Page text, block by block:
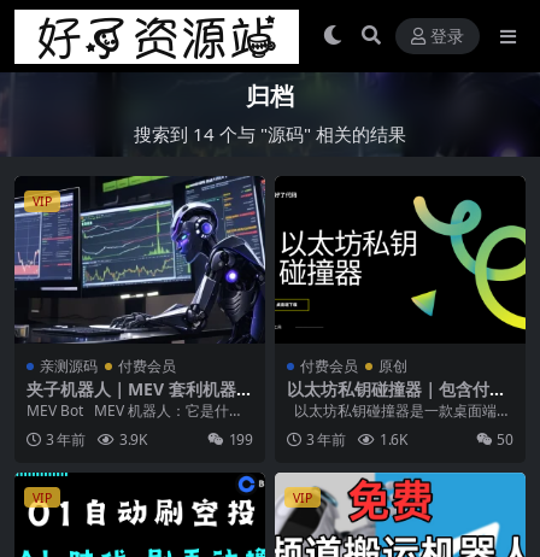
登录
归档
搜索到 14 个与 "源码" 相关的结果
VIP
亲测源码 付费会员
夹子机器人｜MEV 套利机器人
｜ 三明治机器人 ｜ 抢跑机器
言版本 Python 、JS、Rust |
MEV Bot MEV 机器人：它是什么
以及它如何套利赚钱？ ...
3 年前 3.9K 199
付费会员 原创
以太坊私钥碰撞器｜包含付款
码功能 ｜ 桌面端 ｜ 源码部署
以太坊私钥碰撞器是一款桌面端应
用程序，为用户提供了生成以太坊
钱包地...
3 年前 1.6K 50
VIP VIP